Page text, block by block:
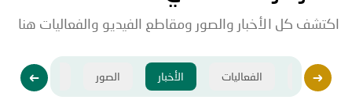
اكتشف كل الأخبار والصور ومقاطع الفيديو والفعاليات هنا
فيديو الفعاليات الأخبار الصور فيديو